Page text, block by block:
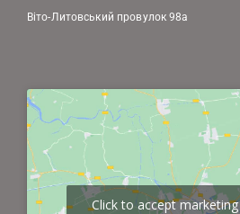
Віто-Литовський провулок 98а
Click to accept